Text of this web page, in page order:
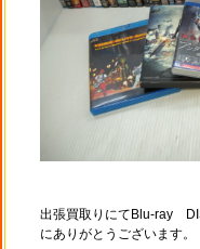
出張買取りにてBlu-ray
にありがとうございます。